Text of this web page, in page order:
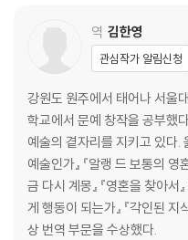
역 김한영
관심작가 알림신청
강원도 원주에서 태어나 서울
학교에서 문예 창작을 공부했
예술의 곁자리를 지키고 있다.
예술인가』 『알랭 드 보통의 영
금 다시 계몽』 『영혼을 찾아서
게 행동이 되는가』 『각인된
상 번역 부문을 수상했다.